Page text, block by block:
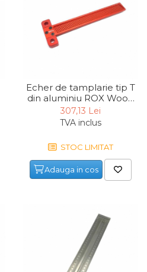
Echer de tamplarie tip T
din aluminiu ROX Wood
153ROX0039, 250 mm
307,13 Lei
TVA inclus
STOC LIMITAT
Adauga in cos